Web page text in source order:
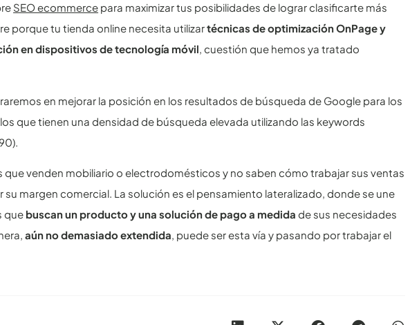
SEO ecommerce para maximizar tus posibilidades de lograr clasificarte más
porque tu tienda online necesita utilizartécnicas de optimización OnPage y
en dispositivos de tecnología móvil, cuestión que hemos ya tratado
en mejorar la posición en los resultados de búsqueda de Google para los
que tienen una densidad de búsqueda elevada utilizando las keywords
venden mobiliario o electrodomésticos y no saben cómo trabajar sus ventas
margen comercial. La solución es el pensamiento lateralizado, donde se une
que buscan un producto y una solución de pago a medida de sus necesidades
aún no demasiado extendida, puede ser esta vía y pasando por trabajar el